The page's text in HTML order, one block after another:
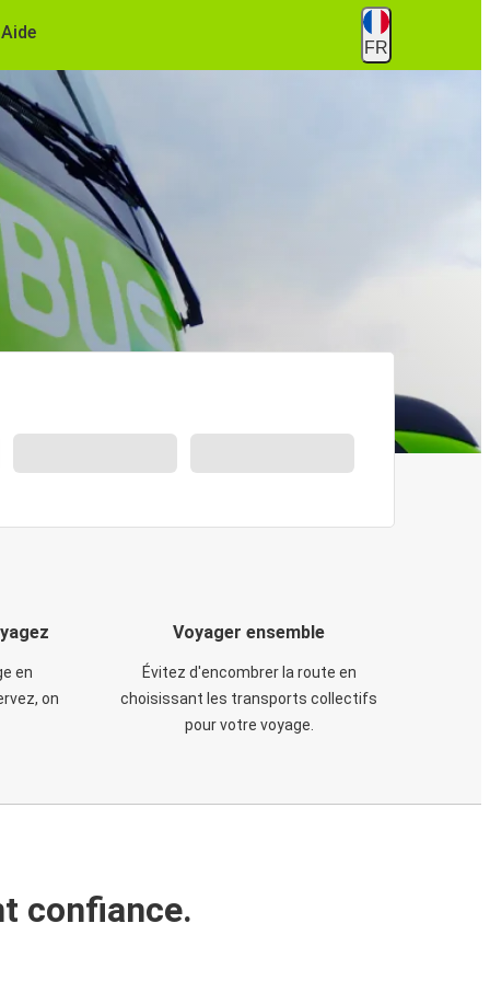
Aide
FR
en
on
Voyager ensemble
Évitez d'encombrer la route en
choisissant les transports collectifs
pour votre voyage.
confiance.